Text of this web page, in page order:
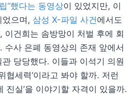
”했다는 동영상이 있었지만, 이
었으며, 삼성 X-파일 사건에서도
이건희는 솜방망이 처벌 후에 회
수사 은폐 동영상의 존재 앞에서
당당했다. 이들과 이석기 의원
협세력’이라고 봐야 할까. 저런
진실’을 이야기할 자격이 있을까.